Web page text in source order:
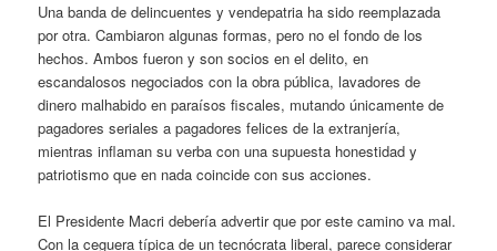
Una banda de delincuentes y vendepatria ha sido reemplazada
por otra. Cambiaron algunas formas, pero no el fondo de los
hechos. Ambos fueron y son socios en el delito, en
escandalosos negociados con la obra pública, lavadores de
dinero malhabido en paraísos fiscales, mutando únicamente de
pagadores seriales a pagadores felices de la extranjería,
mientras inflaman su verba con una supuesta honestidad y
patriotismo que en nada coincide con sus acciones.
El Presidente Macri debería advertir que por este camino va mal.
Con la ceguera típica de un tecnócrata liberal, parece considerar